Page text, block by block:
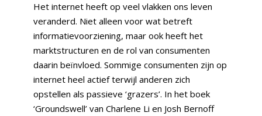
Het internet heeft op veel vlakken ons leven
veranderd. Niet alleen voor wat betreft
informatievoorziening, maar ook heeft het
marktstructuren en de rol van consumenten
daarin beïnvloed. Sommige consumenten zijn op
internet heel actief terwijl anderen zich
opstellen als passieve ‘grazers’. In het boek
‘Groundswell’ van Charlene Li en Josh Bernoff